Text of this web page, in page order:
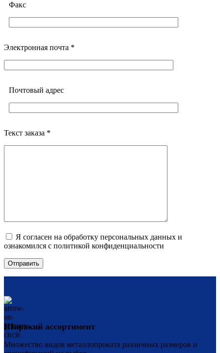
Факс
Электронная почта *
Почтовый адреc
Текст заказа *
Я согласен на обработку персональных данных и
ознакомился с политикой конфиденциальности
Широкий ассортимент
Множество видов металлопроката различных размеров и